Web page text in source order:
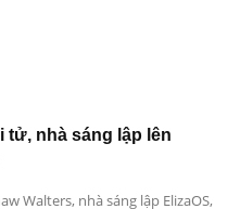
tử, nhà sáng lập lên
Walters, nhà sáng lập ElizaOS,